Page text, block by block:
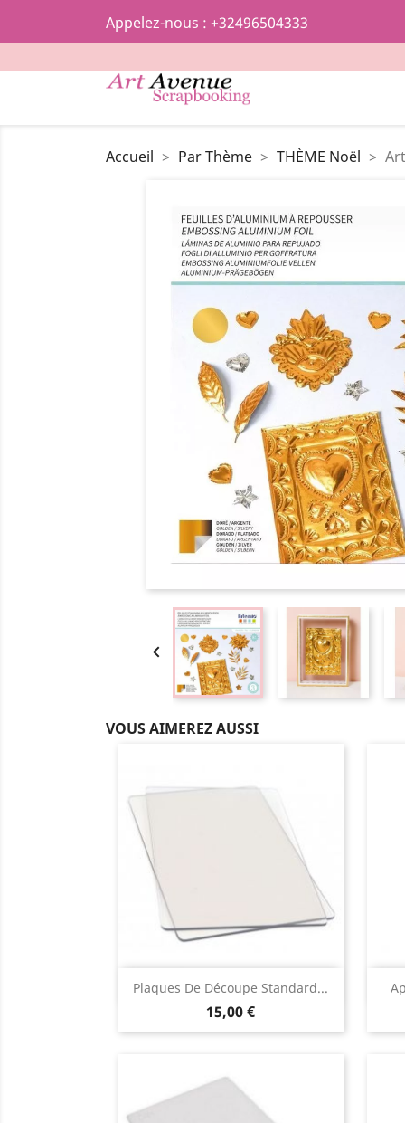
Appelez-nous : +32496504333
Accueil Par Thème THÈME Noël

VOUS AIMEREZ AUSSI
Plaques De Découpe Standard...
15,00 €
Aperçu rapide